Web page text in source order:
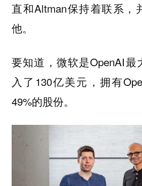
直和Altman保持着联系，
他。
要知道，微软是OpenAI最
入了130亿美元，拥有
49%的股份。